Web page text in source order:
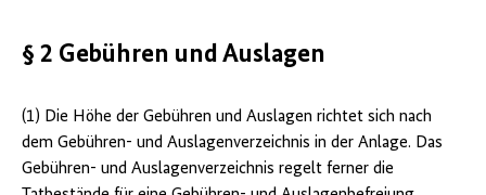
§ 2 Gebühren und Auslagen
(1) Die Höhe der Gebühren und Auslagen richtet sich nach
dem Gebühren- und Auslagenverzeichnis in der Anlage. Das
Gebühren- und Auslagenverzeichnis regelt ferner die